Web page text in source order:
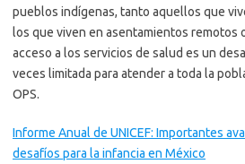
pueblos indígenas, tanto aquellos que
los que viven en asentamientos remotos
acceso a los servicios de salud es un
veces limitada para atender a toda la
OPS.
Informe Anual de UNICEF: Importantes
desafíos para la infancia en México